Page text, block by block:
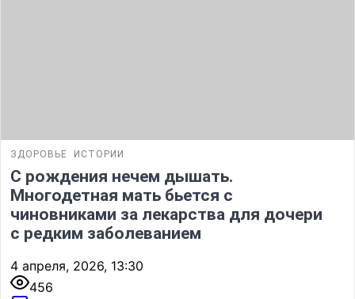
ЗДОРОВЬЕ ИСТОРИИ
С рождения нечем дышать.
Многодетная мать бьется с
чиновниками за лекарства для дочери
с редким заболеванием
4 апреля, 2026, 13:30
456